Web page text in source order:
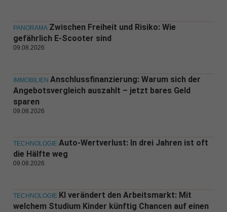
PANORAMA Zwischen Freiheit und Risiko: Wie
gefährlich E-Scooter sind
09.08.2026
IMMOBILIEN Anschlussfinanzierung: Warum sich der
Angebotsvergleich auszahlt – jetzt bares Geld
sparen
09.08.2026
TECHNOLOGIE Auto-Wertverlust: In drei Jahren ist oft
die Hälfte weg
09.08.2026
TECHNOLOGIE KI verändert den Arbeitsmarkt: Mit
welchem Studium Kinder künftig Chancen auf einen